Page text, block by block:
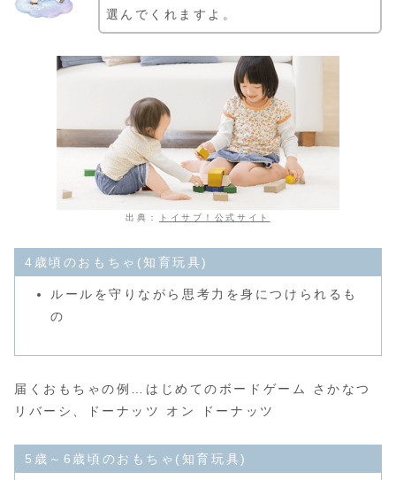
選んでくれますよ。
出典： トイサブ！公式サイト
4歳頃のおもちゃ(知育玩具)
ルールを守りながら思考力を身につけられるも
の
届くおもちゃの例…はじめてのボードゲーム さかなつ
リバーシ、ドーナッツ オン ドーナッツ
5歳～6歳頃のおもちゃ(知育玩具)